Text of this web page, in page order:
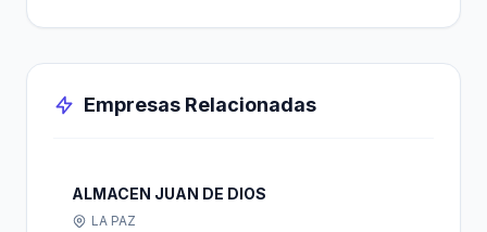
Empresas Relacionadas
ALMACEN JUAN DE DIOS
LA PAZ